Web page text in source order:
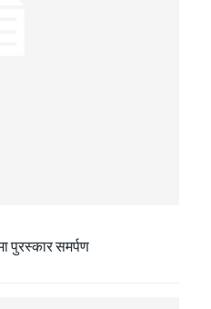
पुरस्कार समर्पण